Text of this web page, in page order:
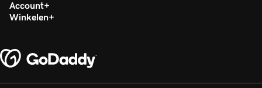
Account
Winkelen